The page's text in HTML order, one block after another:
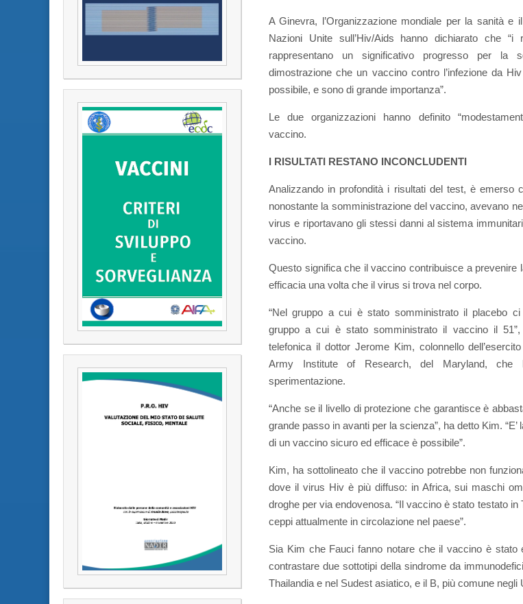
A Ginevra, l’Organizzazione mondiale per la sanità e
Nazioni Unite sull’Hiv/Aids hanno dichiarato che
rappresentano un significativo progresso per
dimostrazione che un vaccino contro l’infezione da
possibile, e sono di grande importanza”.
Le due organizzazioni hanno definito
vaccino.
I RISULTATI RESTANO INCONCLUDENTI
Analizzando in profondità i risultati del test, è emerso
nonostante la somministrazione del vaccino, avevano
virus e riportavano gli stessi danni al sistema
vaccino.
Questo significa che il vaccino contribuisce a prevenire
efficacia una volta che il virus si trova nel corpo.
“Nel gruppo a cui è stato somministrato il placebo
gruppo a cui è stato somministrato il vaccino il 51”,
telefonica il dottor Jerome Kim, colonnello
Army Institute of Research, del Maryland,
sperimentazione.
“Anche se il livello di protezione che garantisce è
grande passo in avanti per la scienza”, ha detto Kim.
di un vaccino sicuro ed efficace è possibile”.
Kim, ha sottolineato che il vaccino potrebbe non
dove il virus Hiv è più diffuso: in Africa, sui maschi
droghe per via endovenosa. “Il vaccino è stato testato in
ceppi attualmente in circolazione nel paese”.
Sia Kim che Fauci fanno notare che il vaccino è stato
contrastare due sottotipi della sindrome da
Thailandia e nel Sudest asiatico, e il B, più comune negli